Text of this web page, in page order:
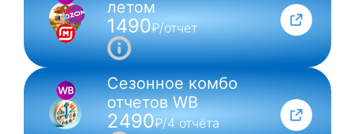
летом
1490₽/отчет
Сезонное комбо
отчетов WB
2490₽/4 отчёта